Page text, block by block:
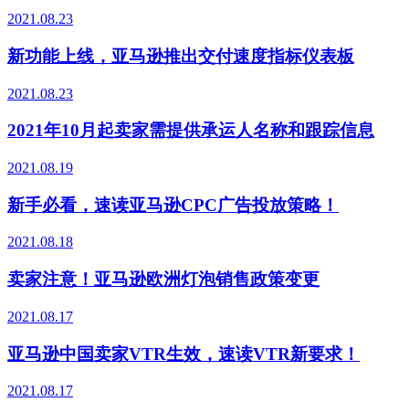
2021.08.23
新功能上线，亚马逊推出交付速度指标仪表板
2021.08.23
2021年10月起卖家需提供承运人名称和跟踪信息
2021.08.19
新手必看，速读亚马逊CPC广告投放策略！
2021.08.18
卖家注意！亚马逊欧洲灯泡销售政策变更
2021.08.17
亚马逊中国卖家VTR生效，速读VTR新要求！
2021.08.17